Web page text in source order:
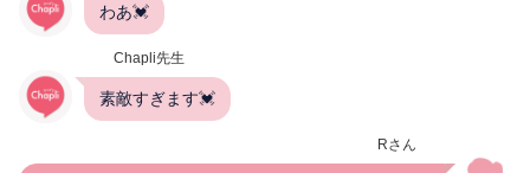
わあ💓
Chapli先生
素敵すぎます💓
Rさん